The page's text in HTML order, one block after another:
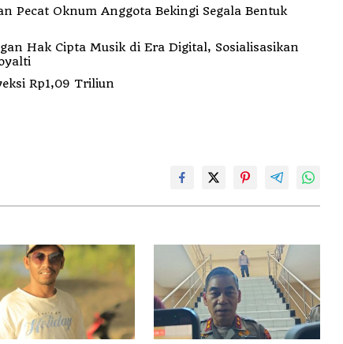
Hak Cipta Musik di Era Digital, Sosialisasikan
Rp1,09 Triliun